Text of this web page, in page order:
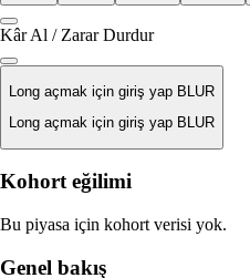
Kâr Al / Zarar Durdur
Long açmak için giriş yap BLUR
Long açmak için giriş yap BLUR
Likidasyon Fiyatı
Yok
Kohort eğilimi
Bu piyasa için kohort verisi yok.
Genel bakış